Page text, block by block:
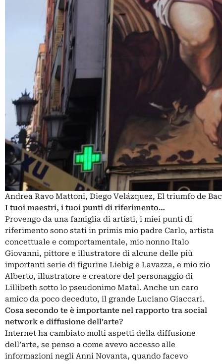
Andrea Ravo Mattoni, Diego Velázquez, El triumfo de
I tuoi maestri, i tuoi punti di riferimento…
Provengo da una famiglia di artisti, i miei punti di
riferimento sono stati in primis mio padre Carlo, artista
concettuale e comportamentale, mio nonno Italo
Giovanni, pittore e illustratore di alcune delle più
importanti serie di figurine Liebig e Lavazza, e mio zio
Alberto, illustratore e creatore del personaggio di
Lillibeth sotto lo pseudonimo Matal. Anche un caro
amico da poco deceduto, il grande Luciano Giaccari.
Cosa secondo te è importante nel rapporto tra social
network e diffusione dell’arte?
Internet ha cambiato molti aspetti della diffusione
dell’arte, se penso a come avevo accesso alle
informazioni negli Anni Novanta, quando facevo